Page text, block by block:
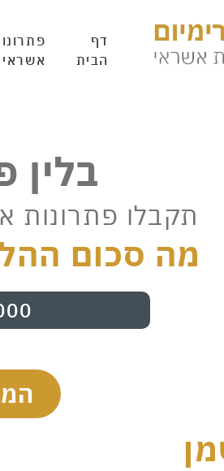
דף
הבית
אשראי
בלין
תקבלו פתרונות
מה סכום